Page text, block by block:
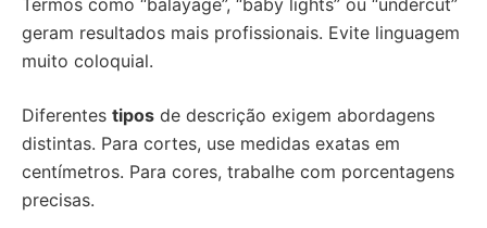
Termos como “balayage”, “baby lights” ou “undercut”
geram resultados mais profissionais. Evite linguagem
muito coloquial.
Diferentes tipos de descrição exigem abordagens
distintas. Para cortes, use medidas exatas em
centímetros. Para cores, trabalhe com porcentagens
precisas.